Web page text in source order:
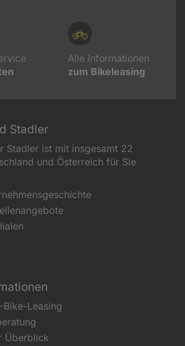
Alle Informationen
zum Bikeleasing
Stadler
Stadler ist mit insgesamt 22
und Österreich für Sie
Bike-Leasing
Überblick